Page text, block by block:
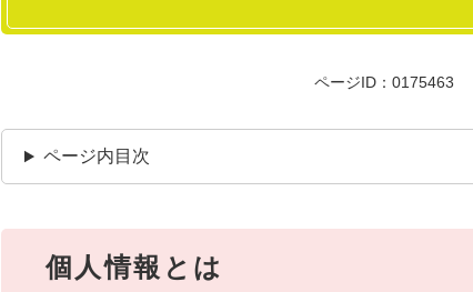
ページID：0175463
ページ内目次
個人情報とは